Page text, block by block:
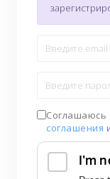
Соглашаюсь
соглашения